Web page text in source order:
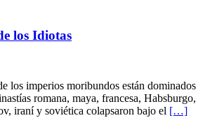
los Idiotas
los imperios moribundos están dominados
romana, maya, francesa, Habsburgo,
iraní y soviética colapsaron bajo el […]